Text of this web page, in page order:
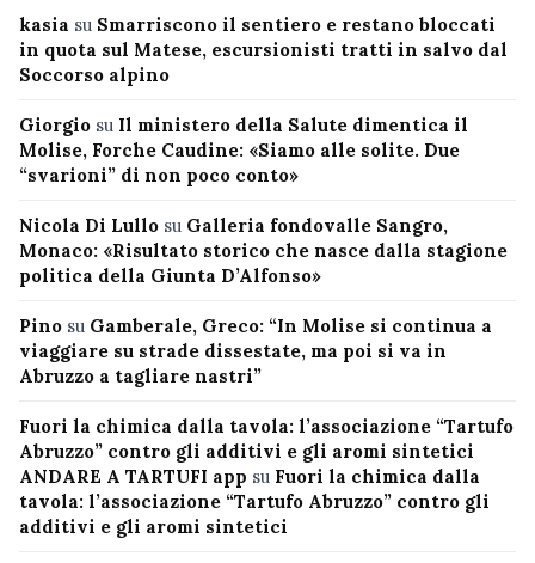
kasia su Smarriscono il sentiero e restano bloccati
in quota sul Matese, escursionisti tratti in salvo dal
Soccorso alpino
Giorgio su Il ministero della Salute dimentica il
Molise, Forche Caudine: «Siamo alle solite. Due
“svarioni” di non poco conto»
Nicola Di Lullo su Galleria fondovalle Sangro,
Monaco: «Risultato storico che nasce dalla stagione
politica della Giunta D’Alfonso»
Pino su Gamberale, Greco: “In Molise si continua a
viaggiare su strade dissestate, ma poi si va in
Abruzzo a tagliare nastri”
Fuori la chimica dalla tavola: l’associazione “Tartufo
Abruzzo” contro gli additivi e gli aromi sintetici
ANDARE A TARTUFI app su Fuori la chimica dalla
tavola: l’associazione “Tartufo Abruzzo” contro gli
additivi e gli aromi sintetici